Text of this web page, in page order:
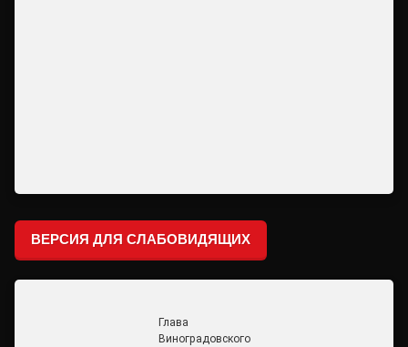
ВЕРСИЯ ДЛЯ СЛАБОВИДЯЩИХ
Глава
Виноградовского